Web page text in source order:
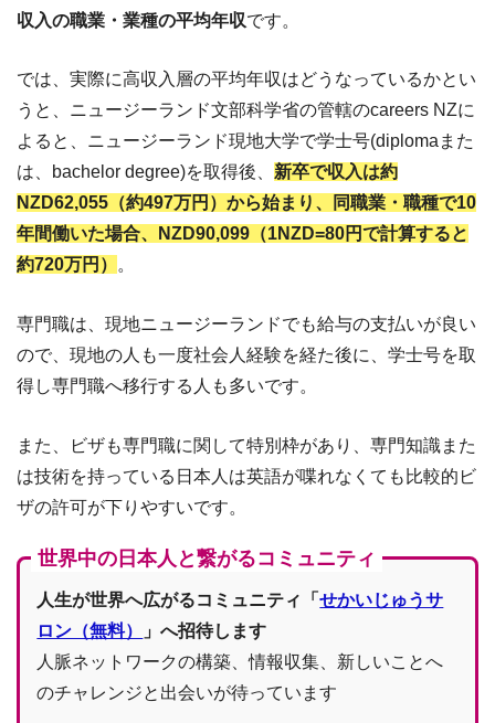
収入の職業・業種の平均年収です。
では、実際に高収入層の平均年収はどうなっているかとい
うと、ニュージーランド文部科学省の管轄のcareers NZに
よると、ニュージーランド現地大学で学士号(diplomaまた
は、bachelor degree)を取得後、 新卒で収入は約
NZD62,055（約497万円）から始まり、同職業・職種で10
年間働いた場合、NZD90,099（1NZD=80円で計算すると
約720万円） 。
専門職は、現地ニュージーランドでも給与の支払いが良い
ので、現地の人も一度社会人経験を経た後に、学士号を取
得し専門職へ移行する人も多いです。
また、ビザも専門職に関して特別枠があり、専門知識また
は技術を持っている日本人は英語が喋れなくても比較的ビ
ザの許可が下りやすいです。
世界中の日本人と繋がるコミュニティ
人生が世界へ広がるコミュニティ「せかいじゅうサ
ロン（無料）
」へ招待します
人脈ネットワークの構築、情報収集、新しいことへ
のチャレンジと出会いが待っています